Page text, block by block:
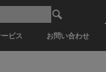
ビス お問い合わせ